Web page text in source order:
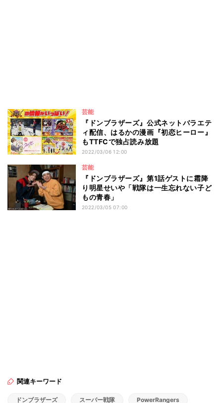
芸能
『ドンブラザーズ』公式ネットバラエテ
ィ配信、はるかの漫画『初恋ヒーロー』
もTTFCで独占読み放題
2022/03/06 12:00
芸能
『ドンブラザーズ』第1話ゲストに霜降
り明星せいや「戦隊は一生忘れない子ど
もの青春」
2022/03/05 07:00
関連キーワード
ドンブラザーズ スーパー戦隊 PowerRangers